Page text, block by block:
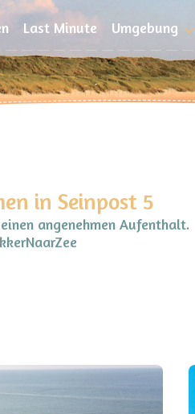
Last Minute Umgebung
in Seinpost 5
angenehmen Aufenthalt.